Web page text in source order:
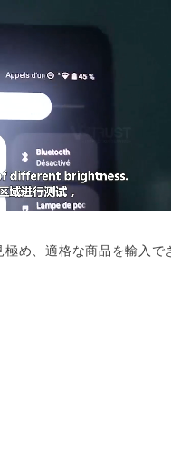
め、適格な商品を輸入で